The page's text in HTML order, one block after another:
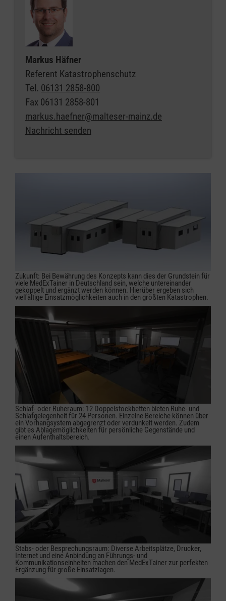
Markus Häfner
Referent Katastrophenschutz
Tel. 06131 2858-800
Fax 06131 2858-801
markus.haefner@malteser-mainz.de
Nachricht senden
Zukunft: Bei Bewährung des Konzepts kann dies der Grundstein für
viele MedExTainer in Deutschland sein, welche untereinander
gekoppelt und ergänzt werden können. Hierüber ergeben sich
vielfältige Einsatzmöglichkeiten auch in den größten Katastrophen.
Schlaf- oder Ruheraum: 12 Doppelstockbetten bieten Ruhe- und
Schlafgelegenheit für 24 Personen. Einzelne Bereiche können über
ein Vorhangsystem abgegrenzt oder verdunkelt werden. Zudem
gibt es Ablagemöglichkeiten für persönliche Gegenstände und
einen Aufenthaltsbereich.
Stabs- oder Besprechungsraum: Diverse Arbeitsplätze, Drucker,
Internet und eine Anbindung an Führungs- und
Kommunikationseinheiten machen den MedExTainer zur perfekten
Ergänzung für große Einsatzlagen.